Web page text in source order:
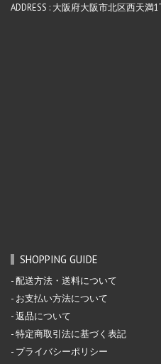
ADDRESS : 大阪府大阪市北区西天満1
SHOPPING GUIDE
配送方法・送料について
お支払い方法について
返品について
特定商取引法に基づく表記
プライバシーポリシー